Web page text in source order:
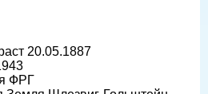
20.05.1887
ФРГ